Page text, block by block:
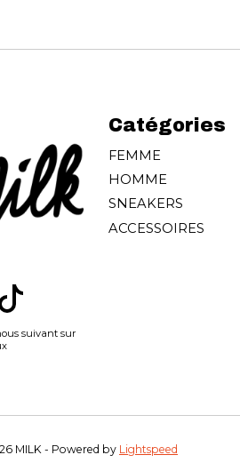
suivant sur
Catégories
FEMME
HOMME
SNEAKERS
ACCESSOIRES
MILK - Powered by Lightspeed